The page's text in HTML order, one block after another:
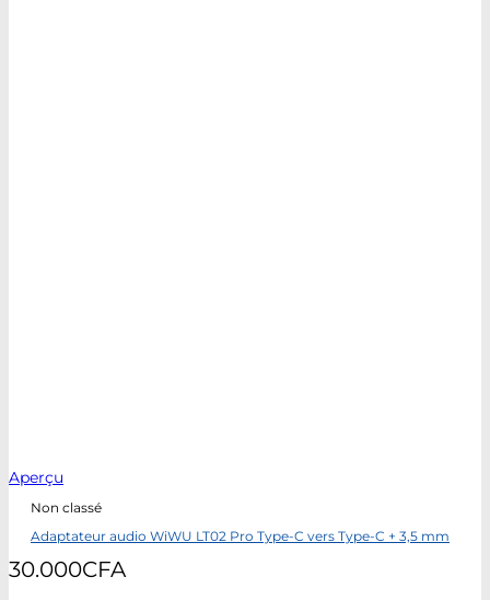
Aperçu
Non classé
Adaptateur audio WiWU LT02 Pro Type-C vers Type-C + 3,5 mm
30.000CFA